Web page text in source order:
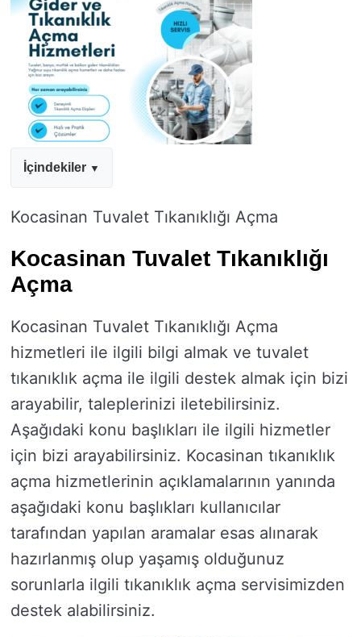
İçindekiler
Kocasinan Tuvalet Tıkanıklığı Açma
Kocasinan Tuvalet Tıkanıklığı
Açma
Kocasinan Tuvalet Tıkanıklığı Açma
hizmetleri ile ilgili bilgi almak ve tuvalet
tıkanıklık açma ile ilgili destek almak için bizi
arayabilir, taleplerinizi iletebilirsiniz.
Aşağıdaki konu başlıkları ile ilgili hizmetler
için bizi arayabilirsiniz. Kocasinan tıkanıklık
açma hizmetlerinin açıklamalarının yanında
aşağıdaki konu başlıkları kullanıcılar
tarafından yapılan aramalar esas alınarak
hazırlanmış olup yaşamış olduğunuz
sorunlarla ilgili tıkanıklık açma servisimizden
destek alabilirsiniz.